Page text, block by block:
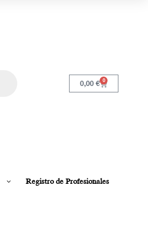
0,00€ 0
Registro de Profesionales